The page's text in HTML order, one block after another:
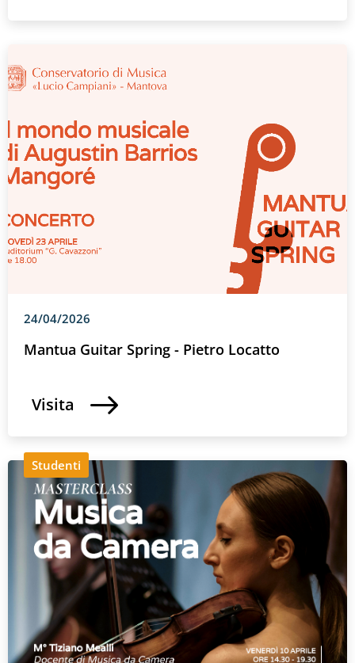
24/04/2026
Mantua Guitar Spring - Pietro Locatto
Visita
Studenti